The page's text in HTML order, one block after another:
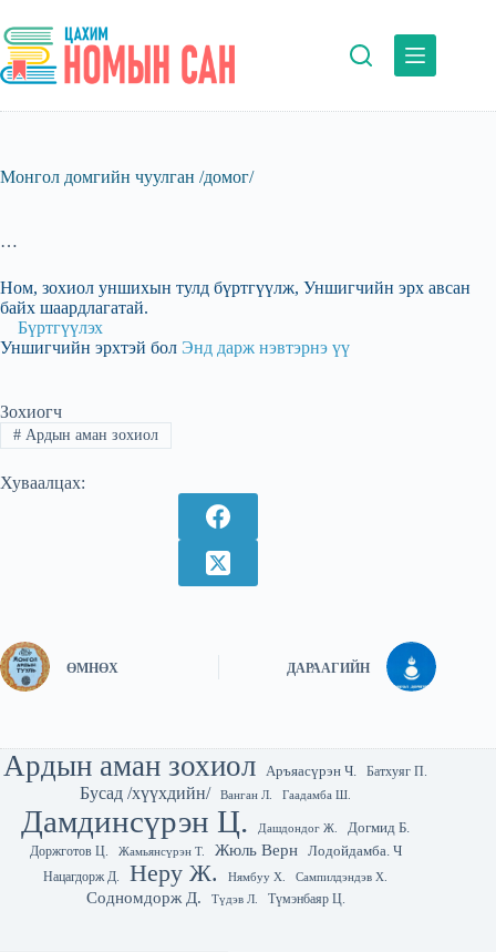
to
content
Монгол домгийн чуулган /домог/
…
Ном, зохиол уншихын тулд бүртгүүлж, Уншигчийн эрх авсан
байх шаардлагатай.
Бүртгүүлэх
Уншигчийн эрхтэй бол Энд дарж нэвтэрнэ үү
Зохиогч
#Ардын аман зохиол
Хуваалцах:
ӨМНӨХ ДАРААГИЙН
Ардын аман зохиол Аръяасүрэн Ч. Батхуяг П.
Бусад /хүүхдийн/ Ванган Л. Гаадамба Ш.
Дамдинсүрэн Ц. Дашдондог Ж.
Догмид Б.
Доржготов Ц.
Жамьянсүрэн Т. Жюль Верн Лодойдамба. Ч
Нацагдорж Д. Неру Ж. Нямбуу Х. Сампилдэндэв Х.
Содномдорж Д. Түдэв Л. Түмэнбаяр Ц.